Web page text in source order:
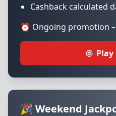
Cashback calculated
⏰ Ongoing promotion
🎯 Play
🎉 Weekend